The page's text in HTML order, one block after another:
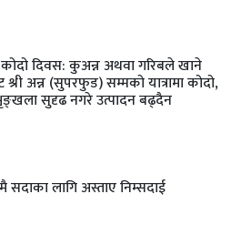
कोदो दिवस: कुअन्न अथवा गरिबले खाने
श्री अन्न (सुपरफुड) सम्मको यात्रामा कोदो,
सुदृढ नगरे उत्पादन बढ्दैन
सदाका लागि अस्ताए निम्सदाई